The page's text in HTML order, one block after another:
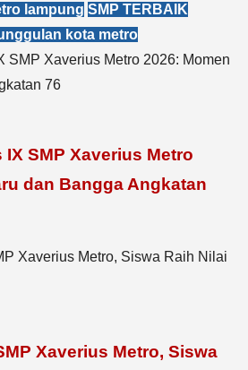
lampung SMP TERBAIK
kota metro
SMP Xaverius Metro
dan Bangga Angkatan
Xaverius Metro, Siswa